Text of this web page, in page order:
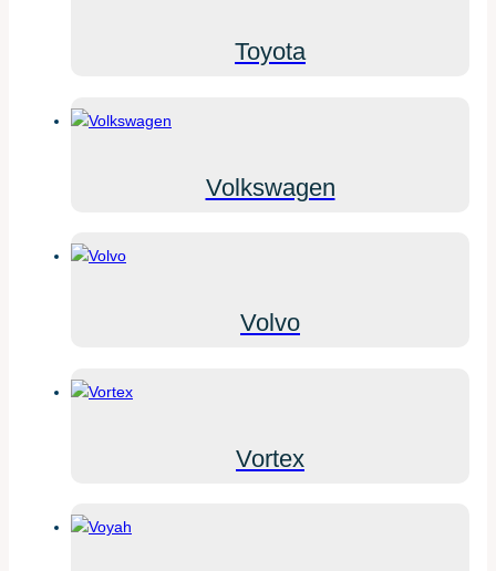
Toyota
Volkswagen
Volvo
Vortex